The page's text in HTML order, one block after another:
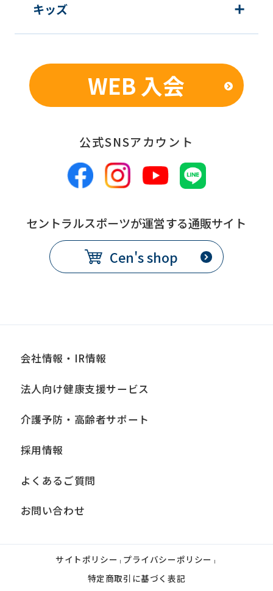
キッズ
WEB 入会
公式SNSアカウント
セントラルスポーツが運営する通販サイト
Cen's shop
会社情報・IR情報
法人向け健康支援サービス
介護予防・高齢者サポート
採用情報
よくあるご質問
お問い合わせ
サイトポリシー | プライバシーポリシー |
特定商取引に基づく表記